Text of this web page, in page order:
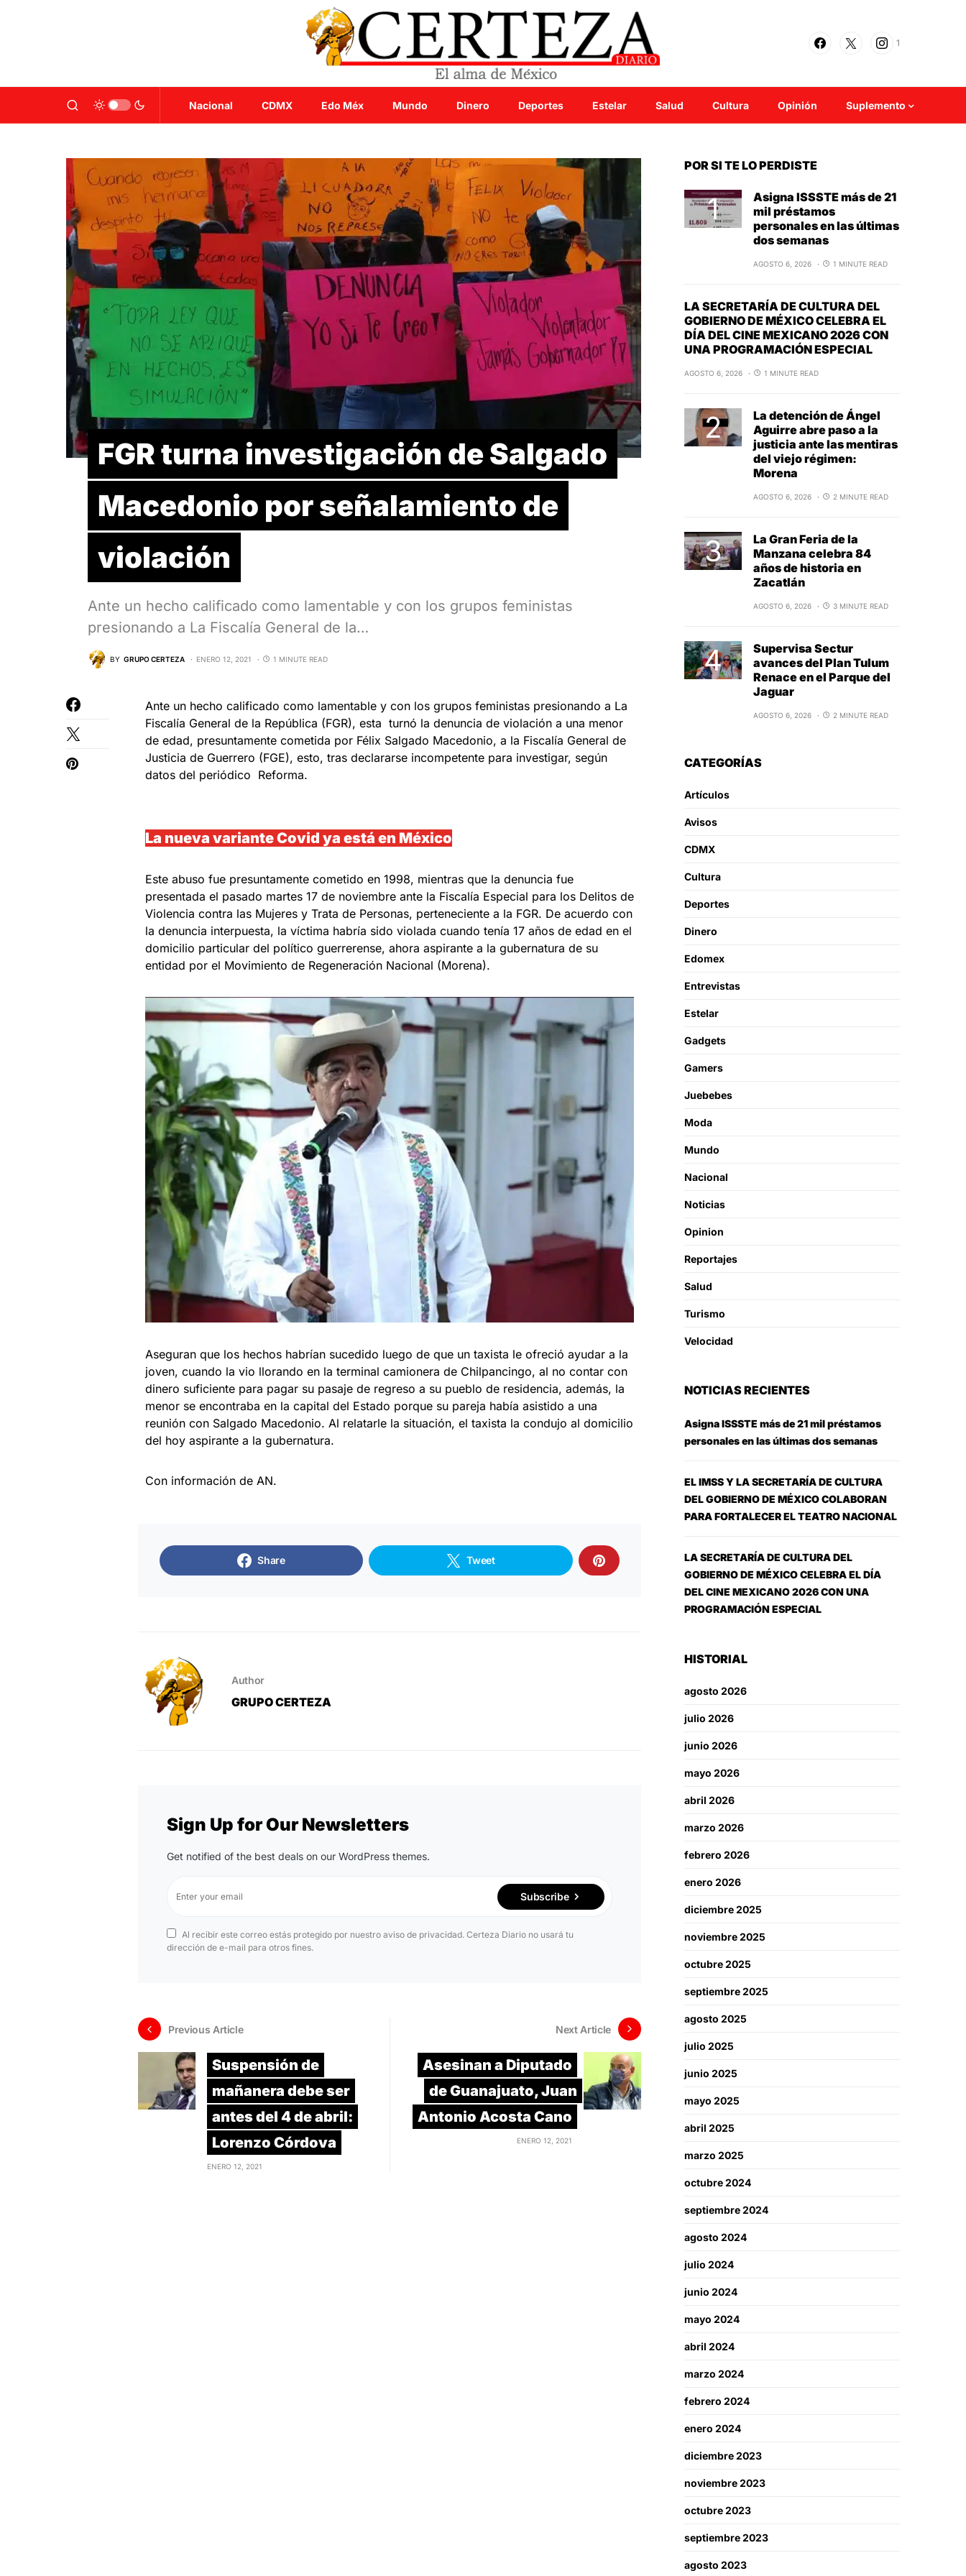
1
Nacional CDMX Edo Méx Mundo Dinero Deportes Estelar Salud Cultura Opinión Suplemento
FGR turna investigación de Salgado
Macedonio por señalamiento de
violación
Ante un hecho calificado como lamentable y con los grupos feministas
presionando a La Fiscalía General de la…
BY GRUPO CERTEZA ENERO 12, 2021 1 MINUTE READ
Ante un hecho calificado como lamentable y con los grupos feministas presionando a La
Fiscalía General de la República (FGR), esta turnó la denuncia de violación a una menor
de edad, presuntamente cometida por Félix Salgado Macedonio, a la Fiscalía General de
Justicia de Guerrero (FGE), esto, tras declararse incompetente para investigar, según
datos del periódico Reforma.
La nueva variante Covid ya está en México
Este abuso fue presuntamente cometido en 1998, mientras que la denuncia fue
presentada el pasado martes 17 de noviembre ante la Fiscalía Especial para los Delitos de
Violencia contra las Mujeres y Trata de Personas, perteneciente a la FGR. De acuerdo con
la denuncia interpuesta, la víctima habría sido violada cuando tenía 17 años de edad en el
domicilio particular del político guerrerense, ahora aspirante a la gubernatura de su
entidad por el Movimiento de Regeneración Nacional (Morena).
Aseguran que los hechos habrían sucedido luego de que un taxista le ofreció ayudar a la
joven, cuando la vio llorando en la terminal camionera de Chilpancingo, al no contar con
dinero suficiente para pagar su pasaje de regreso a su pueblo de residencia, además, la
menor se encontraba en la capital del Estado porque su pareja había asistido a una
reunión con Salgado Macedonio. Al relatarle la situación, el taxista la condujo al domicilio
del hoy aspirante a la gubernatura.
Con información de AN.
Share Tweet
Author
GRUPO CERTEZA
Sign Up for Our Newsletters
Get notified of the best deals on our WordPress themes.
Subscribe
Al recibir este correo estás protegido por nuestro aviso de privacidad. Certeza Diario no usará tu
dirección de e-mail para otros fines.
Previous Article
Suspensión de
mañanera debe ser
antes del 4 de abril:
Lorenzo Córdova
ENERO 12, 2021
Next Article
Asesinan a Diputado
de Guanajuato, Juan
Antonio Acosta Cano
ENERO 12, 2021
POR SI TE LO PERDISTE
Asigna ISSSTE más de 21
mil préstamos
personales en las últimas
dos semanas
AGOSTO 6, 2026 1 MINUTE READ
LA SECRETARÍA DE CULTURA DEL
GOBIERNO DE MÉXICO CELEBRA EL
DÍA DEL CINE MEXICANO 2026 CON
UNA PROGRAMACIÓN ESPECIAL
AGOSTO 6, 2026 1 MINUTE READ
La detención de Ángel
Aguirre abre paso a la
justicia ante las mentiras
del viejo régimen:
Morena
AGOSTO 6, 2026 2 MINUTE READ
La Gran Feria de la
Manzana celebra 84
años de historia en
Zacatlán
AGOSTO 6, 2026 3 MINUTE READ
Supervisa Sectur
avances del Plan Tulum
Renace en el Parque del
Jaguar
AGOSTO 6, 2026 2 MINUTE READ
CATEGORÍAS
Artículos
Avisos
CDMX
Cultura
Deportes
Dinero
Edomex
Entrevistas
Estelar
Gadgets
Gamers
Juebebes
Moda
Mundo
Nacional
Noticias
Opinion
Reportajes
Salud
Turismo
Velocidad
NOTICIAS RECIENTES
Asigna ISSSTE más de 21 mil préstamos
personales en las últimas dos semanas
EL IMSS Y LA SECRETARÍA DE CULTURA
DEL GOBIERNO DE MÉXICO COLABORAN
PARA FORTALECER EL TEATRO NACIONAL
LA SECRETARÍA DE CULTURA DEL
GOBIERNO DE MÉXICO CELEBRA EL DÍA
DEL CINE MEXICANO 2026 CON UNA
PROGRAMACIÓN ESPECIAL
HISTORIAL
agosto 2026
julio 2026
junio 2026
mayo 2026
abril 2026
marzo 2026
febrero 2026
enero 2026
diciembre 2025
noviembre 2025
octubre 2025
septiembre 2025
agosto 2025
julio 2025
junio 2025
mayo 2025
abril 2025
marzo 2025
octubre 2024
septiembre 2024
agosto 2024
julio 2024
junio 2024
mayo 2024
abril 2024
marzo 2024
febrero 2024
enero 2024
diciembre 2023
noviembre 2023
octubre 2023
septiembre 2023
agosto 2023